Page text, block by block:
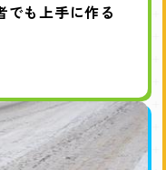
でも上手に作る